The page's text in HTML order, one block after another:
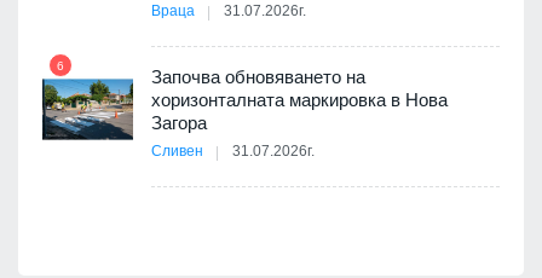
Враца 31.07.2026г.
6
Започва обновяването на
хоризонталната маркировка в Нова
Загора
Сливен 31.07.2026г.